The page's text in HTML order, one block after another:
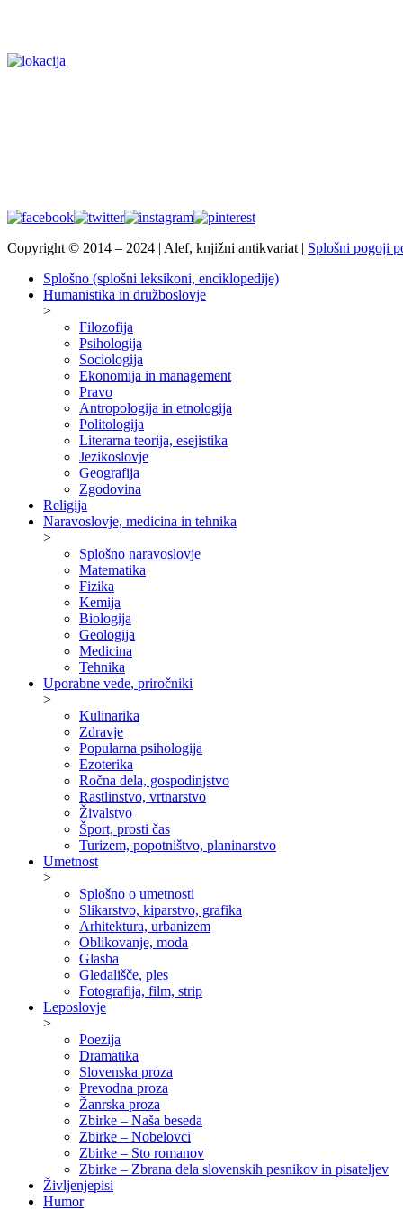
Copyright © 2014 – 2024 | Alef, knjižni antikvariat | Splošni pogoji
Splošno (splošni leksikoni, enciklopedije)
Humanistika in družboslovje
>
Filozofija
Psihologija
Sociologija
Ekonomija in management
Pravo
Antropologija in etnologija
Politologija
Literarna teorija, esejistika
Jezikoslovje
Geografija
Zgodovina
Religija
Naravoslovje, medicina in tehnika
>
Splošno naravoslovje
Matematika
Fizika
Kemija
Biologija
Geologija
Medicina
Tehnika
Uporabne vede, priročniki
>
Kulinarika
Zdravje
Popularna psihologija
Ezoterika
Ročna dela, gospodinjstvo
Rastlinstvo, vrtnarstvo
Živalstvo
Šport, prosti čas
Turizem, popotništvo, planinarstvo
Umetnost
>
Splošno o umetnosti
Slikarstvo, kiparstvo, grafika
Arhitektura, urbanizem
Oblikovanje, moda
Glasba
Gledališče, ples
Fotografija, film, strip
Leposlovje
>
Poezija
Dramatika
Slovenska proza
Prevodna proza
Žanrska proza
Zbirke – Naša beseda
Zbirke – Nobelovci
Zbirke – Sto romanov
Zbirke – Zbrana dela slovenskih pesnikov in pisateljev
Življenjepisi
Humor